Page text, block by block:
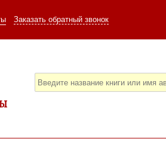
Заказать обратный звонок